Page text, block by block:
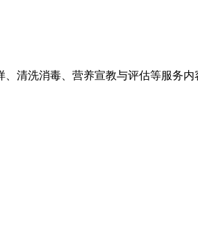
清洗消毒、营养宣教与评估等服务内